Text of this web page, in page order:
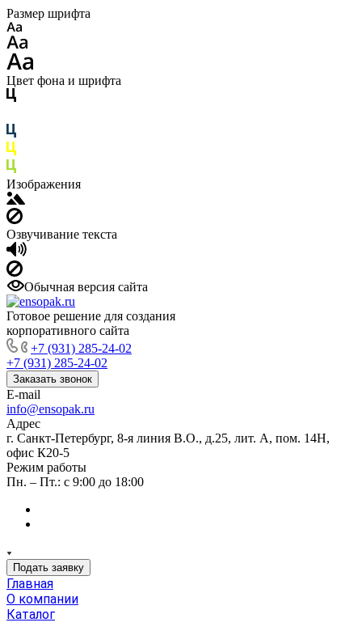
Размер шрифта
Цвет фона и шрифта
Изображения
Озвучивание текста
Обычная версия сайта
Готовое решение для создания
корпоративного сайта
+7 (931) 285-24-02
+7 (931) 285-24-02
Заказать звонок
E-mail
info@ensopak.ru
Адрес
г. Санкт-Петербург, 8-я линия В.О., д.25, лит. А, пом. 14Н,
офис К20-5
Режим работы
Пн. – Пт.: с 9:00 до 18:00
Подать заявку
Главная
О компании
Каталог